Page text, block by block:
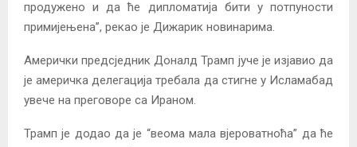
продужено и да ће дипломатија бити у потпуности
примијењена”, рекао је Дижарик новинарима.
Амерички предсједник Доналд Трамп јуче је изјавио да
је америчка делегација требала да стигне у Исламабад
увече на преговоре са Ираном.
Трамп је додао да је “веома мала вјероватноћа” да ће